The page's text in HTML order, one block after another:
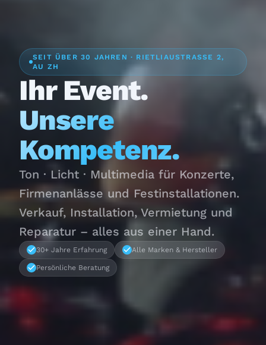
SEIT ÜBER 30 JAHREN · RIETLIAUSTRASSE 2,
AU ZH
Ihr Event.
Unsere
Kompetenz.
Ton · Licht · Multimedia für Konzerte,
Firmenanlässe und Festinstallationen.
Verkauf, Installation, Vermietung und
Reparatur – alles aus einer Hand.
30+ Jahre Erfahrung Alle Marken & Hersteller
Persönliche Beratung